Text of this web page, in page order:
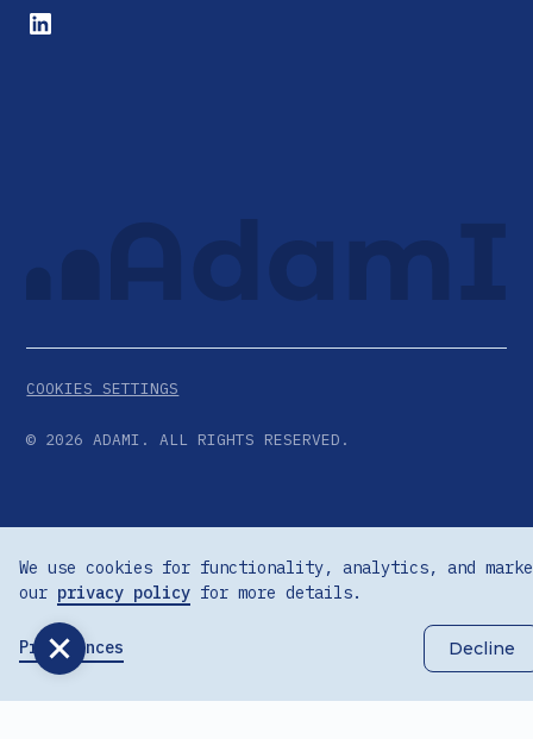
© 2026 ADAMI. ALL RIGHTS RESERVED.
COOKIES SETTINGS
We use cookies for functionality, analytics, and
our privacy policy for more details.
Preferences Decline